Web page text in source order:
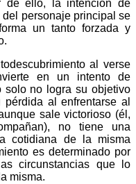
de ello, la intención de
personaje principal se
un tanto forzada y
al verse
en un intento de
solo no logra su objetivo
al enfrentarse al
sale victorioso (él,
no tiene una
cotidiana de la misma
es determinado por
circunstancias que lo
misma.